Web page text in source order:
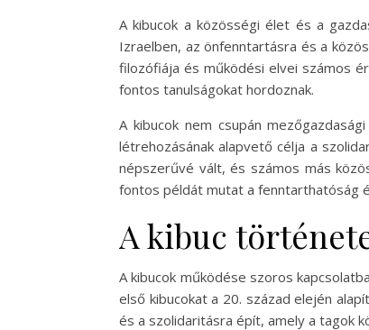
A kibucok a közösségi élet és a
Izraelben, az önfenntartásra és a
filozófiája és működési elvei számos
fontos tanulságokat hordoznak.
A kibucok nem csupán
létrehozásának alapvető célja a
népszerűvé vált, és számos más
fontos példát mutat a fenntarthatóság
A kibuc
A kibucok működése szoros
első kibucokat a 20. század elején
és a szolidaritásra épít, amely a tagok